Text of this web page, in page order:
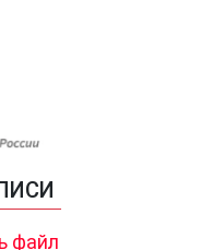
файл